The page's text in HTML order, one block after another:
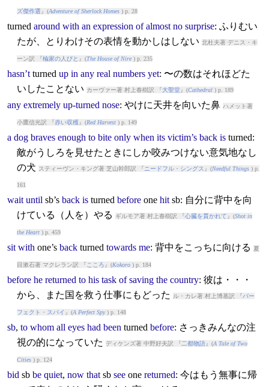
ズ傑作選 』(Adventure of Sherlock Homes) p. 28
turned around with an expression of almost no surprise: ふりむい
たが、とりわけその表情を動かしはしない 北杜夫著 デニス・キ
ーン訳 『楡家の人びと 』(The House of Nire) p. 235
hasn’t turned up in any real numbers yet: 〜の数はそれほどた
いしたことない カーヴァー著 村上春樹訳 『大聖堂』(Cathedral) p. 189
any extremely up-turned nose: やけに天井を向いた鼻 ハメット著
小鷹信光訳 『赤い収穫 』(Red Harvest) p. 149
a dog braves enough to bite only when its victim’s back is turned:
敵がうしろを見せたときにしか咬みつけない意気地なし
の犬
スティーヴン・キング著 芝山幹郎訳 『 ニードフル・シングス 』(Needful Things) p.
161
wait until sb’s back is turned beforeone hitsb: 自分に背中を向
けている（人を）やる
ギルモア著 村上春樹訳 『心臓を貫かれて 』(Shot in
the Heart) p. 459
sit with one’s back turned towards me: 背中をこっちに向ける 夏
目漱石著 マクレラン訳 『 こころ 』(Kokoro) p. 184
before he returned to his task of saving the country: 彼は・・・
から、また国を救う仕事にもどった
ル・カレ著 村上博基訳 『パー
フェクト・スパイ 』(A Perfect Spy) p. 148
sb, to whom all eyes had been turned before: さっきみんなの注
視の的になっていた
ディケンズ著 中野好夫訳 『二都物語』(A Tale of Two
Cities) p. 124
bid sb be quiet, now thatsb seeone returned: 今はもう無事に帰